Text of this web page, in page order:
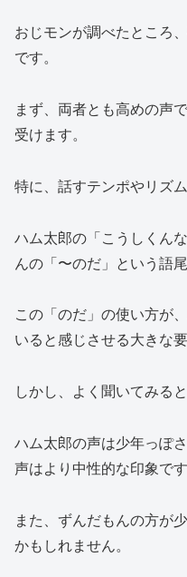
おじモンが調べたところ
です。
まず、両者とも高めの声
受けます。
特に、話すテンポやリズ
ハム太郎の「こうしくん
んの「〜のだ」という語尾
この「のだ」の使い方が
いると感じさせる大きな
しかし、よく聞いてみる
ハム太郎の声は少年っぽ
声はより中性的な印象です
また、ずんだもんの方が
かもしれません。